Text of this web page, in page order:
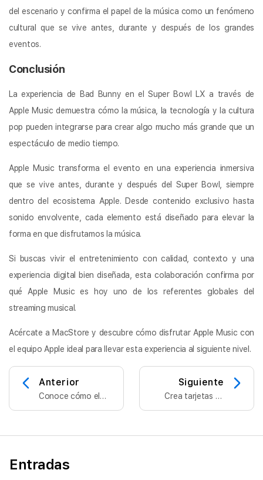
del escenario y confirma el papel de la música como un fenómeno
cultural que se vive antes, durante y después de los grandes
eventos.
Conclusión
La experiencia de Bad Bunny en el Super Bowl LX a través de
Apple Music demuestra cómo la música, la tecnología y la cultura
pop pueden integrarse para crear algo mucho más grande que un
espectáculo de medio tiempo.
Apple Music transforma el evento en una experiencia inmersiva
que se vive antes, durante y después del Super Bowl, siempre
dentro del ecosistema Apple. Desde contenido exclusivo hasta
sonido envolvente, cada elemento está diseñado para elevar la
forma en que disfrutamos la música.
Si buscas vivir el entretenimiento con calidad, contexto y una
experiencia digital bien diseñada, esta colaboración confirma por
qué Apple Music es hoy uno de los referentes globales del
streaming musical.
Acércate a MacStore y descubre cómo disfrutar Apple Music con
el equipo Apple ideal para llevar esta experiencia al siguiente nivel.
Anterior
Conoce cómo el
Siguiente
Crea tarjetas de
práctica
Entradas